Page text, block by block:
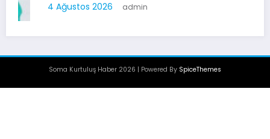
4 Ağustos 2026 admin
Soma Kurtuluş Haber 2026 | Powered By SpiceThemes